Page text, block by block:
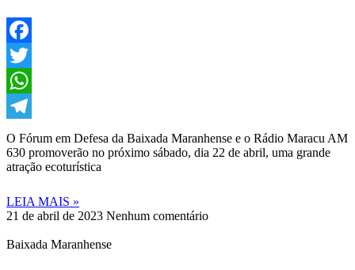
Facebook
Twitter
WhatsApp
Telegram
O Fórum em Defesa da Baixada Maranhense e o Rádio Maracu AM
630 promoverão no próximo sábado, dia 22 de abril, uma grande
atração ecoturística
LEIA MAIS »
21 de abril de 2023 Nenhum comentário
Baixada Maranhense